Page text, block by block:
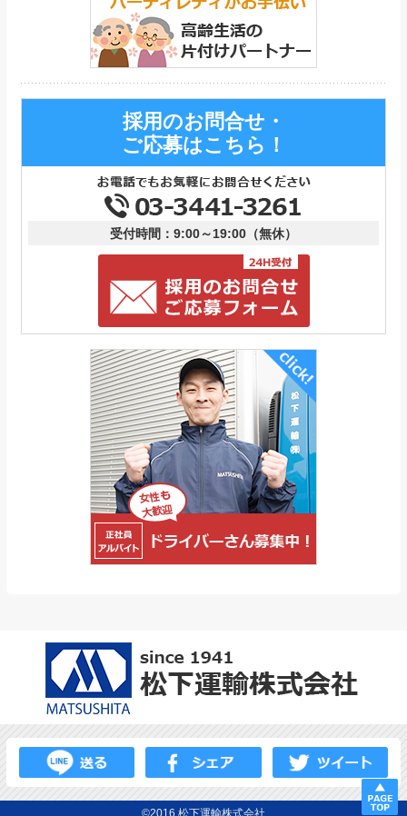
採用のお問合せ・
ご応募はこちら！
受付時間：9:00～19:00（無休）
©2016 松下運輸株式会社